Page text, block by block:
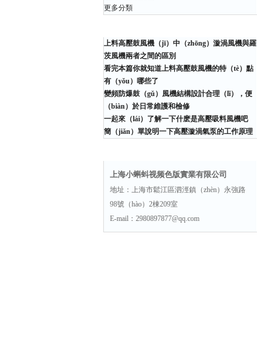
更多分類
上料高壓鼓風機（jī）中（zhōng）漩渦風機與羅
茨風機兩者之間的區別
看完本篇你就知道上料高壓鼓風機的特（tè）點
有（yǒu）哪些了
變頻防爆鼓（gǔ）風機結構設計合理（lǐ），便
（biàn）於日常維護和檢修
一起來（lái）了解一下什麽是高壓吸料風機吧
簡（jiǎn）單說明一下高壓漩渦氣泵的工作原理
上海小蝌蚪视频色版實業有限公司
地址：上海市鬆江區泗涇鎮（zhèn）永強路
98號（hào）2棟209室
E-mail：2980897877@qq.com